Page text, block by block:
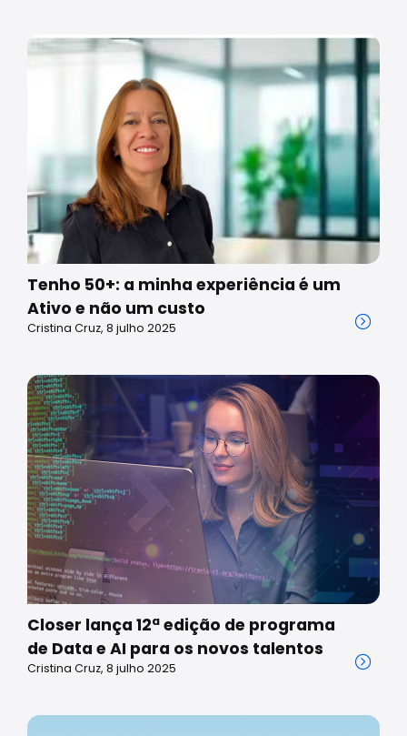
Tenho 50+: a minha experiência é um
Ativo e não um custo
Cristina Cruz, 8 julho 2025
Closer lança 12ª edição de programa
de Data e AI para os novos talentos
Cristina Cruz, 8 julho 2025